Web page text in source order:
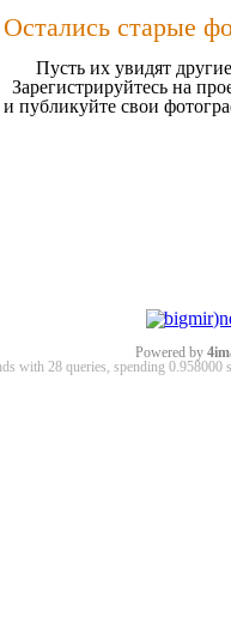
Остались старые
Пусть их увидят
Зарегистрируйтесь на
и публикуйте свои
Powered by
with 28 queries, spending